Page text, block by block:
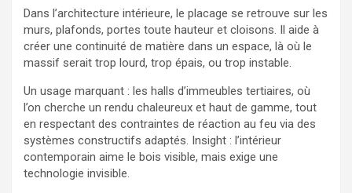
Dans l’architecture intérieure, le placage se retrouve sur les
murs, plafonds, portes toute hauteur et cloisons. Il aide à
créer une continuité de matière dans un espace, là où le
massif serait trop lourd, trop épais, ou trop instable.
Un usage marquant : les halls d’immeubles tertiaires, où
l’on cherche un rendu chaleureux et haut de gamme, tout
en respectant des contraintes de réaction au feu via des
systèmes constructifs adaptés. Insight : l’intérieur
contemporain aime le bois visible, mais exige une
technologie invisible.